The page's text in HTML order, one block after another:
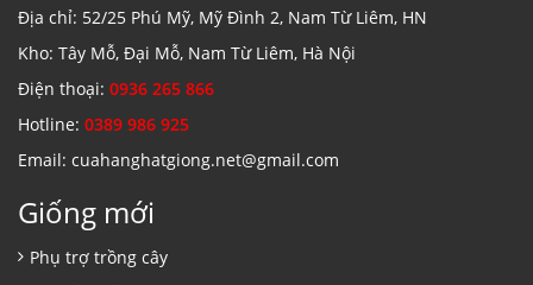
Địa chỉ: 52/25 Phú Mỹ, Mỹ Đình 2, Nam Từ Liêm, HN
Kho: Tây Mỗ, Đại Mỗ, Nam Từ Liêm, Hà Nội
Điện thoại: 0936 265 866
Hotline: 0389 986 925
Email: cuahanghatgiong.net@gmail.com
Giống mới
Phụ trợ trồng cây